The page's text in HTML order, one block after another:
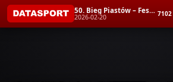
50. Bieg Piastów – Festiwal Narciarstwa Biegowego - Piątek
2026-02-20 7102